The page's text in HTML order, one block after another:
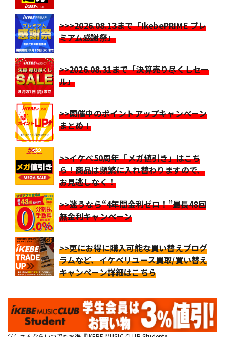
>>>2026.08.13まで「IkebePRIME プレ
ミアム感謝祭」
>>2026.08.31まで「決算売り尽くしセー
ル」
>>開催中のポイントアップキャンペーン
まとめ！
>>イケベ50周年「メガ値引き」はこち
ら！商品は頻繁に入れ替わりますので、
お見逃しなく！
>>迷うなら“4年間金利ゼロ！”最長48回
無金利キャンペーン
>>更にお得に購入可能な買い替えプログ
ラムなど、イケベリユース買取/買い替え
キャンペーン詳細はこちら